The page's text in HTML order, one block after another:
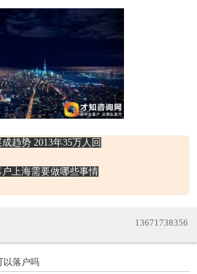
趋势 2013年35万人回
上海需要做哪些事情
13671738356
以落户吗